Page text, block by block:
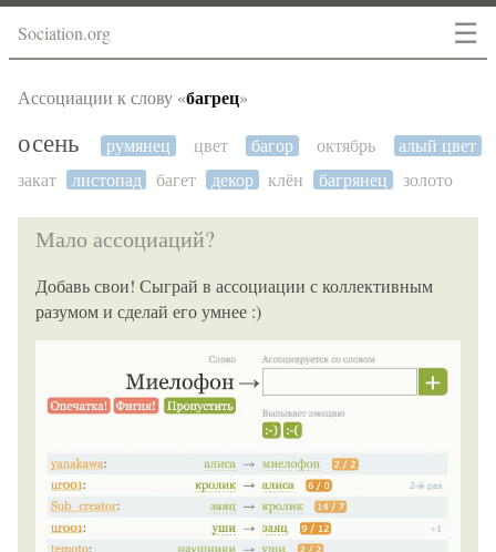
☰
Sociation.org
Ассоциации к слову «багрец»
осень румянец цвет багор октябрь
алый цвет
закат
листопад багет декор клён багрянец золото
Мало ассоциаций?
Добавь свои! Сыграй в ассоциации с коллективным
разумом и сделай его умнее :)